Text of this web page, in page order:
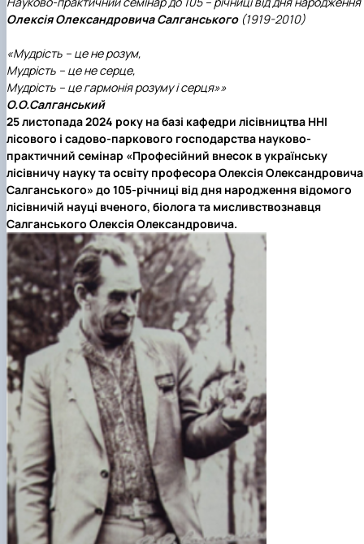
Пожежна ситуація в Україні за даними ЗМІ
Проєкти
Виступи в ЗМІ
Контакти
Олексія Олександровича Салганського(1919-2010)
«Мудрість – це не розум,
Мудрість – це не серце,
Мудрість – це гармонія розуму і серця»»
О.О.Салганський
25 листопада 2024 року на базі кафедри лісівництва ННІ
лісового і садово-паркового господарства науково-
практичний семінар «Професійний внесок в українську
лісівничу науку та освіту професора Олексія Олександровича
Салганського» до 105-річниці від дня народження відомого
лісівничій науці вченого, біолога та мисливствознавця
Салганського Олексія Олександровича.